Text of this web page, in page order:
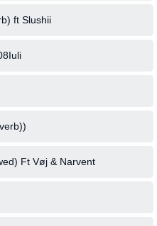
ft Slushii
Ft Vøj & Narvent